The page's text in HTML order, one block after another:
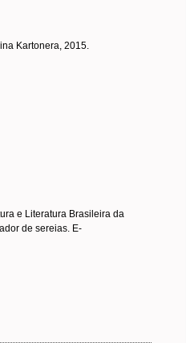
Kartonera, 2015.
e Literatura Brasileira da
de sereias. E-